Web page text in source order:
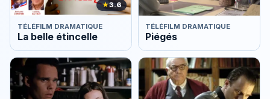
★3.6
TÉLÉFILM DRAMATIQUE
La belle étincelle
TÉLÉFILM DRAMATIQUE
Piégés